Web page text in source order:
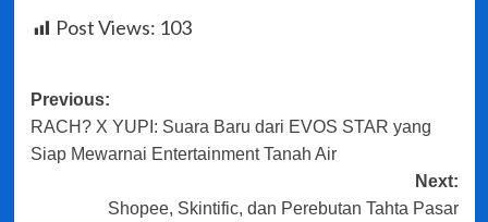
Post Views: 103
Post
navigation
Previous:
RACH? X YUPI: Suara Baru dari EVOS STAR yang
Siap Mewarnai Entertainment Tanah Air
Next:
Shopee, Skintific, dan Perebutan Tahta Pasar